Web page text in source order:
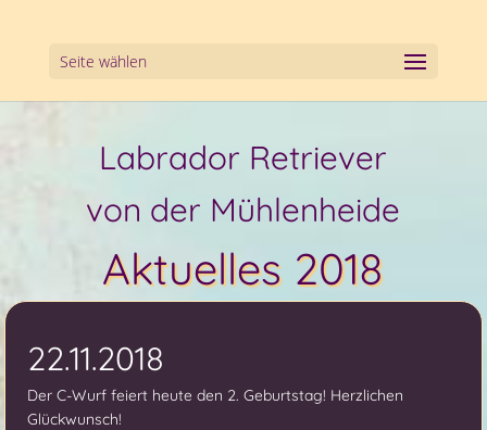
Seite wählen
Labrador Retriever
von der Mühlenheide
Aktuelles 2018
22.11.2018
Der C-Wurf feiert heute den 2. Geburtstag! Herzlichen
Glückwunsch!